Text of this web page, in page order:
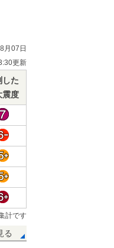
月07日
更新
した
震度
計です
る